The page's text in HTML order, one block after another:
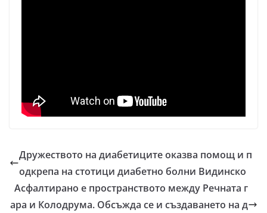
Дружеството на диабетиците оказва помощ и п
одкрепа на стотици диабетно болни Видинско
Асфалтирано е пространството между Речната г
ара и Колодрума. Обсъжда се и създаването на д